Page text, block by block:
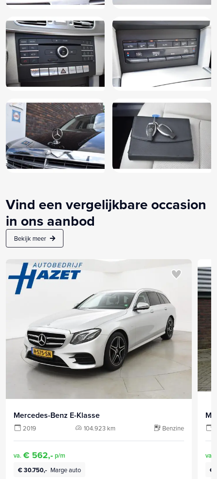
Vind een vergelijkbare occasion
in ons aanbod
Bekijk meer
Mercedes-Benz E-Klasse
2019 104.923 km Benzine
va. € 562,- p/m
€ 30.750,- Marge auto
va.
€